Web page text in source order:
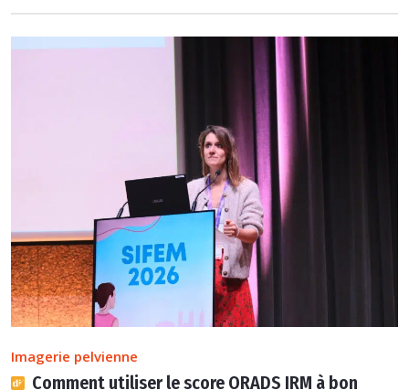
Imagerie pelvienne
Comment utiliser le score ORADS IRM à bon